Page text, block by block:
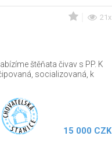
21x
štěňata čivav s PP. K
socializovaná, k
15 000 CZK